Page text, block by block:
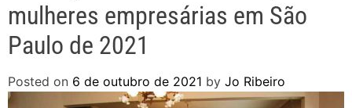
mulheres empresárias em São
Paulo de 2021
Posted on 6 de outubro de 2021 by Jo Ribeiro